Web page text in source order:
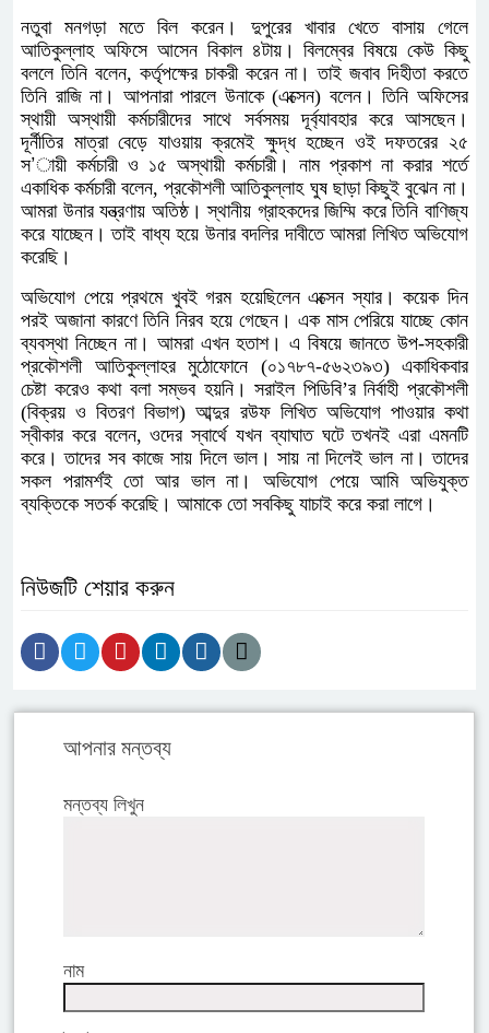
নতুবা মনগড়া মতে বিল করেন। দুপুরের খাবার খেতে বাসায় গেলে
আতিকুল্লাহ অফিসে আসেন বিকাল ৪টায়। বিলম্বের বিষয়ে কেউ কিছু
বললে তিনি বলেন, কর্তৃপক্ষের চাকরী করেন না। তাই জবাব দিহীতা করতে
তিনি রাজি না। আপনারা পারলে উনাকে (এক্সেন) বলেন। তিনি অফিসের
স্থায়ী অস্থায়ী কর্মচারীদের সাথে সর্বসময় দূর্ব্যাবহার করে আসছেন।
দূর্নীতির মাত্রা বেড়ে যাওয়ায় ক্রমেই ক্ষুদ্ধ হচ্ছেন ওই দফতরের ২৫
স’ায়ী কর্মচারী ও ১৫ অস্থায়ী কর্মচারী। নাম প্রকাশ না করার শর্তে
একাধিক কর্মচারী বলেন, প্রকৌশলী আতিকুল্লাহ ঘুষ ছাড়া কিছুই বুঝেন না।
আমরা উনার যন্ত্রণায় অতিষ্ঠ। স্থানীয় গ্রাহকদের জিম্মি করে তিনি বাণিজ্য
করে যাচ্ছেন। তাই বাধ্য হয়ে উনার বদলির দাবীতে আমরা লিখিত অভিযোগ
করেছি।
অভিযোগ পেয়ে প্রথমে খুবই গরম হয়েছিলেন এক্সেন স্যার। কয়েক দিন
পরই অজানা কারণে তিনি নিরব হয়ে গেছেন। এক মাস পেরিয়ে যাচ্ছে কোন
ব্যবস্থা নিচ্ছেন না। আমরা এখন হতাশ। এ বিষয়ে জানতে উপ-সহকারী
প্রকৌশলী আতিকুল্লাহর মুঠোফোনে (০১৭৮৭-৫৬২৩৯৩) একাধিকবার
চেষ্টা করেও কথা বলা সম্ভব হয়নি। সরাইল পিডিবি’র নির্বাহী প্রকৌশলী
(বিক্রয় ও বিতরণ বিভাগ) আব্দুর রউফ লিখিত অভিযোগ পাওয়ার কথা
স্বীকার করে বলেন, ওদের স্বার্থে যখন ব্যাঘাত ঘটে তখনই এরা এমনটি
করে। তাদের সব কাজে সায় দিলে ভাল। সায় না দিলেই ভাল না। তাদের
সকল পরামর্শই তো আর ভাল না। অভিযোগ পেয়ে আমি অভিযুক্ত
ব্যক্তিকে সতর্ক করেছি। আমাকে তো সবকিছু যাচাই করে করা লাগে।
নিউজটি শেয়ার করুন
আপনার মন্তব্য
মন্তব্য লিখুন
নাম